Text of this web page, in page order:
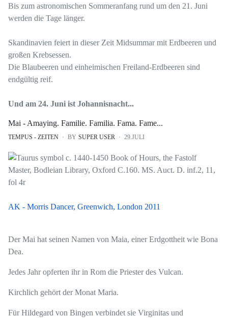
Bis zum astronomischen Sommeranfang rund um den 21. Juni
werden die Tage länger.
Skandinavien feiert in dieser Zeit Midsummar mit Erdbeeren und
großen Krebsessen.
Die Blaubeeren und einheimischen Freiland-Erdbeeren sind
endgültig reif.
Und am 24. Juni ist Johannisnacht...
Mai - Amaying. Familie. Familia. Fama. Fame...
TEMPUS - ZEITEN BY SUPER USER 29.JULI
AK - Morris Dancer, Greenwich, London 2011
Der Mai hat seinen Namen von Maia, einer Erdgottheit wie Bona
Dea.
Jedes Jahr opferten ihr in Rom die Priester des Vulcan.
Kirchlich gehört der Monat Maria.
Für Hildegard von Bingen verbindet sie Virginitas und